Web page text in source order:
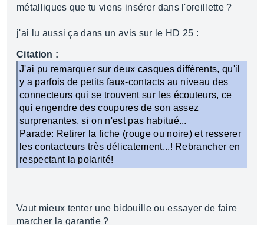
métalliques que tu viens insérer dans l'oreillette ?
j'ai lu aussi ça dans un avis sur le HD 25 :
Citation :
J'ai pu remarquer sur deux casques différents, qu'il
y a parfois de petits faux-contacts au niveau des
connecteurs qui se trouvent sur les écouteurs, ce
qui engendre des coupures de son assez
surprenantes, si on n'est pas habitué...
Parade: Retirer la fiche (rouge ou noire) et resserer
les contacteurs très délicatement...! Rebrancher en
respectant la polarité!
Vaut mieux tenter une bidouille ou essayer de faire
marcher la garantie ?